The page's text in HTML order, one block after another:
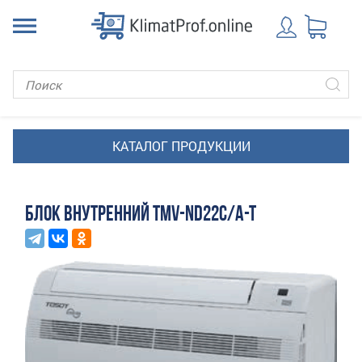
БЛОК ВНУТРЕННИЙ TMV-ND22C/A-T